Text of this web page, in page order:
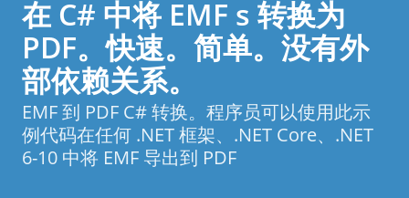
在 C# 中将 EMF s 转换为
PDF。快速。简单。没有外
部依赖关系。
EMF 到 PDF C# 转换。程序员可以使用此示
例代码在任何 .NET 框架、.NET Core、.NET
6-10 中将 EMF 导出到 PDF